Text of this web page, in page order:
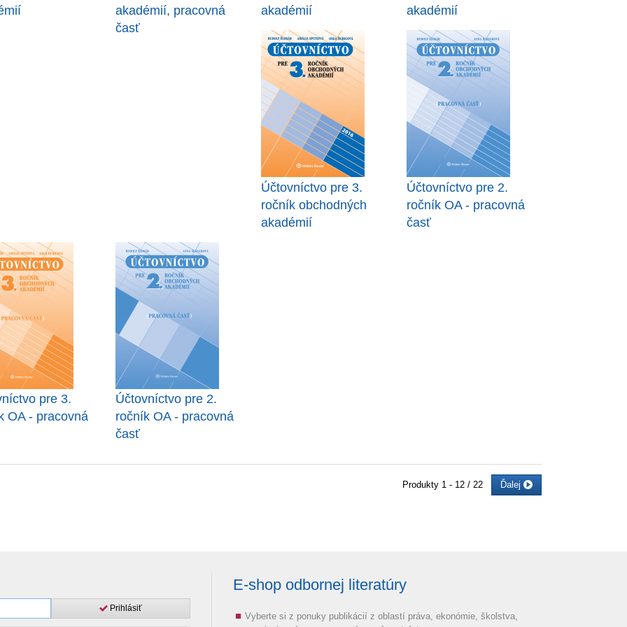
akadémií, pracovná
časť
akadémií
akadémií
Účtovníctvo pre 3.
ročník obchodných
akadémií
Účtovníctvo pre 2.
ročník OA - pracovná
časť
pre 3.
OA - pracovná
Účtovníctvo pre 2.
ročník OA - pracovná
časť
Produkty 1 - 12 / 22 Ďalej
Prihlásiť
E-shop odbornej literatúry
Vyberte si z ponuky publikácií z oblastí práva, ekonómie, školstva,